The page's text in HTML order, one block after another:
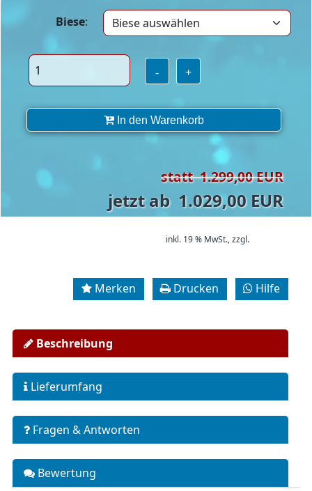
Biese:
- +
In den Warenkorb
statt 1.299,00 EUR
jetzt ab 1.029,00 EUR
inkl. 19 % MwSt.,zzgl.
Merken Drucken Hilfe
Beschreibung
Lieferumfang
Fragen & Antworten
Bewertung